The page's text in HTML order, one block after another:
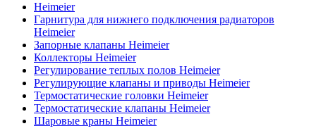
Heimeier
Гарнитура для нижнего подключения радиаторов
Heimeier
Запорные клапаны Heimeier
Коллекторы Heimeier
Регулирование теплых полов Heimeier
Регулирующие клапаны и приводы Heimeier
Термостатические головки Heimeier
Термостатические клапаны Heimeier
Шаровые краны Heimeier